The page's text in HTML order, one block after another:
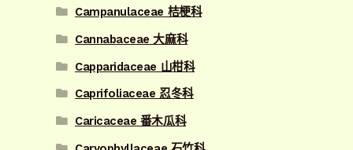
Campanulaceae 桔梗科
Cannabaceae 大麻科
Capparidaceae 山柑科
Caprifoliaceae 忍冬科
Caricaceae 番木瓜科